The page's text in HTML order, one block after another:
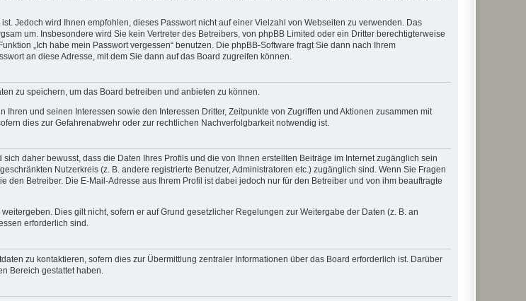
Jedoch wird Ihnen empfohlen, dieses Passwort nicht auf einer Vielzahl von Webseiten zu verwenden. Das
um. Insbesondere wird Sie kein Vertreter des Betreibers, von phpBB Limited oder ein Dritter berechtigterweise
„Ich habe mein Passwort vergessen“ benutzen. Die phpBB-Software fragt Sie dann nach Ihrem
an diese Adresse, mit dem Sie dann auf das Board zugreifen können.
zu speichern, um das Board betreiben und anbieten zu können.
und seinen Interessen sowie den Interessen Dritter, Zeitpunkte von Zugriffen und Aktionen zusammen mit
dies zur Gefahrenabwehr oder zur rechtlichen Nachverfolgbarkeit notwendig ist.
daher bewusst, dass die Daten Ihres Profils und die von Ihnen erstellten Beiträge im Internet zugänglich sein
Nutzerkreis (z. B. andere registrierte Benutzer, Administratoren etc.) zugänglich sind. Wenn Sie Fragen
Betreiber. Die E-Mail-Adresse aus Ihrem Profil ist dabei jedoch nur für den Betreiber und von ihm beauftragte
Dies gilt nicht, sofern er auf Grund gesetzlicher Regelungen zur Weitergabe der Daten (z. B. an
erforderlich sind.
zu kontaktieren, sofern dies zur Übermittlung zentraler Informationen über das Board erforderlich ist. Darüber
Bereich gestattet haben.